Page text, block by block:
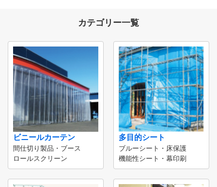
カテゴリー一覧
ビニールカーテン
間仕切り製品・ブース
ロールスクリーン
多目的シート
ブルーシート・床保護
機能性シート・幕印刷